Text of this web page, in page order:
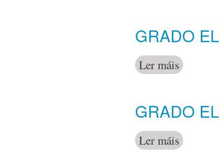
GRADO
Ler máis acerca de
GRADO
Ler máis acerca de